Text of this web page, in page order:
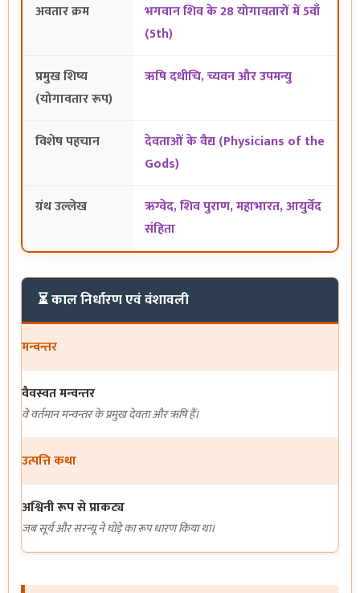
अवतार क्रम
भगवान शिव के 28 योगावतारों में 5वाँ
(5th)
प्रमुख शिष्य
(योगावतार रूप)
ऋषि दधीचि, च्यवन और उपमन्यु
विशेष पहचान
देवताओं के वैद्य (Physicians of the
Gods)
ग्रंथ उल्लेख
ऋग्वेद, शिव पुराण, महाभारत, आयुर्वेद
संहिता
⏳ काल निर्धारण एवं वंशावली
मन्वन्तर
वैवस्वत मन्वन्तर
वे वर्तमान मन्वन्तर के प्रमुख देवता और ऋषि हैं।
उत्पत्ति कथा
अश्विनी रूप से प्राकट्य
जब सूर्य और सरन्यू ने घोड़े का रूप धारण किया था।